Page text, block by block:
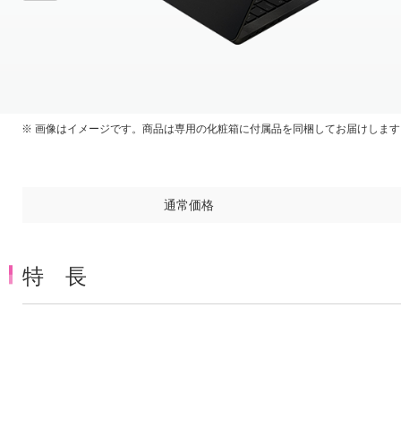
3
画像はイメージです。商品は専用の化粧箱に付属品を同梱してお届けしま
通常価格
特 長